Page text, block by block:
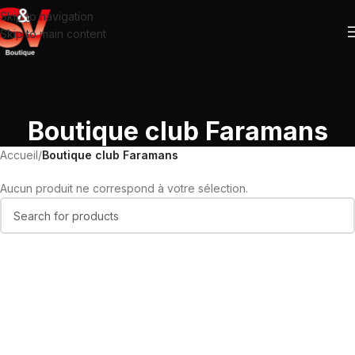
Skip to navigation
Skip to main content
Boutique club Faramans
Accueil/Boutique club Faramans
Aucun produit ne correspond à votre sélection.